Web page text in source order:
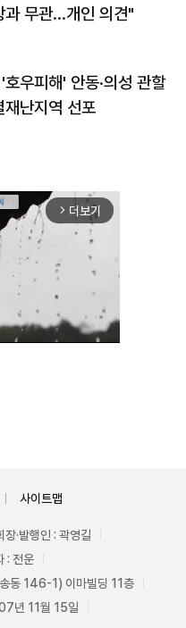
과 무관…개인 의견"
우피해' 안동·의성 관할
난지역 선포
arrow_forward_ios 더보기
사이트맵
장·발행인 : 곽영길
: 전운
동 146-1) 이마빌딩 11층
년 11월 15일